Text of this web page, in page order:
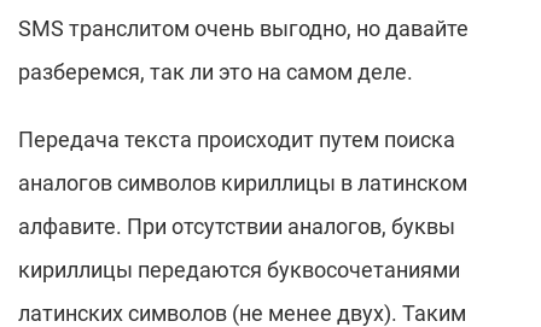
SMS транслитом очень выгодно, но давайте
разберемся, так ли это на самом деле.
Передача текста происходит путем поиска
аналогов символов кириллицы в латинском
алфавите. При отсутствии аналогов, буквы
кириллицы передаются буквосочетаниями
латинских символов (не менее двух). Таким